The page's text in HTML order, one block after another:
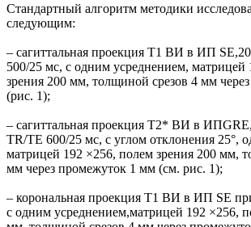
Стандартный алгоритм методики
следующим:
– сагиттальная проекция Т1 ВИ в ИП
500/25 мс, с одним усреднением, матрицей
зрения 200 мм, толщиной срезов 4 мм
(рис. 1);
– сагиттальная проекция Т2* ВИ в
TR/TE 600/25 мс, с углом отклонения 25°,
матрицей 192 ×256, полем зрения 200 мм,
мм через промежуток 1 мм (см. рис. 1);
– корональная проекция Т1 ВИ в ИП SE
с одним усреднением,матрицей 192 ×256,